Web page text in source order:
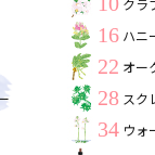
クラ
16 ハニ
22 オー
28 スク
34 ウォ